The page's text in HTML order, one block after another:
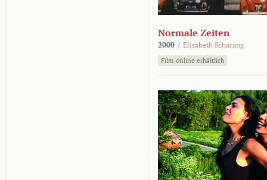
Normale Zeiten
2000 / Elisabeth Scharang
Film online erhältlich